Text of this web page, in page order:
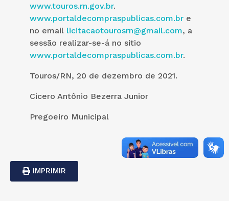
www.touros.rn.gov.br.
www.portaldecompraspublicas.com.br e
no email licitacaotourosrn@gmail.com, a
sessão realizar-se-á no sitio
www.portaldecompraspublicas.com.br.
Touros/RN, 20 de dezembro de 2021.
Cicero Antônio Bezerra Junior
Pregoeiro Municipal
IMPRIMIR